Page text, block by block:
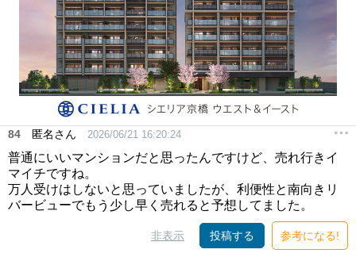
84 匿名さん 2026/06/21 16:20:24
普通にいいマンションだと思ったんですけど、売れ行きイ
マイチですね。
万人受けはしないと思っていましたが、利便性と南向きリ
バービューでもう少し早く売れると予想してました。
非表示 投稿する 参考になる!